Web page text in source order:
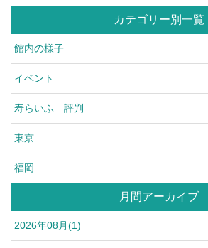
カテゴリー別一覧
館内の様子
イベント
寿らいふ 評判
東京
福岡
月間アーカイブ
2026年08月(1)